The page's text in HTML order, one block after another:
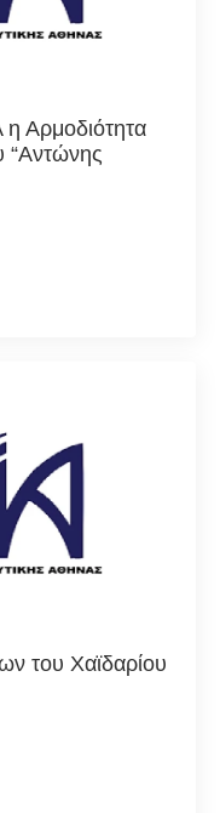
Αρμοδιότητα
“Αντώνης
του Χαϊδαρίου